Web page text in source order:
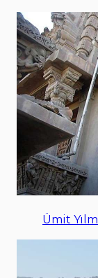
Ümit